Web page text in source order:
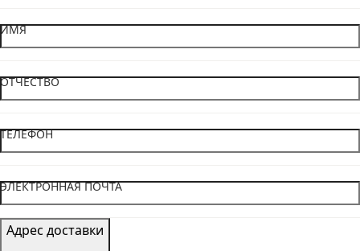
ИМЯ
ОТЧЕСТВО
ТЕЛЕФОН
ЭЛЕКТРОННАЯ ПОЧТА
Адрес доставки